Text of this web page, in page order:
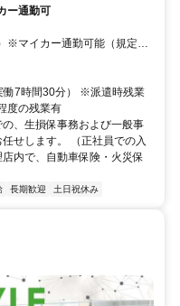
ー通勤可
※マイカー通勤可能（規定あ
働7時間30分） ※派遣時残業
度の残業有
、生損保事務および一般事
せします。 （正社員での入
内で、自動車保険・火災保
長期歓迎 土日祝休み